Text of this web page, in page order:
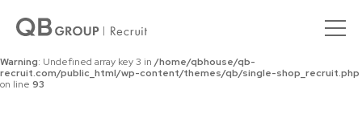
Warning : Undefined array key 0 in
recruit.com/public_html/wp-content/themes/qb/single-shop_recruit.php
on line92
Warning: Undefined array key 3 in /home/qbhouse/qb-
recruit.com/public_html/wp-content/themes/qb/single-shop_recruit.php
on line 93